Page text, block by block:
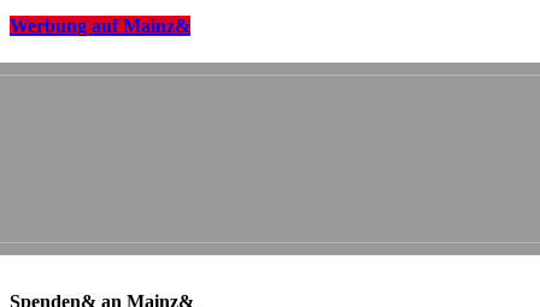
Werbung auf Mainz&
Spenden& an Mainz&